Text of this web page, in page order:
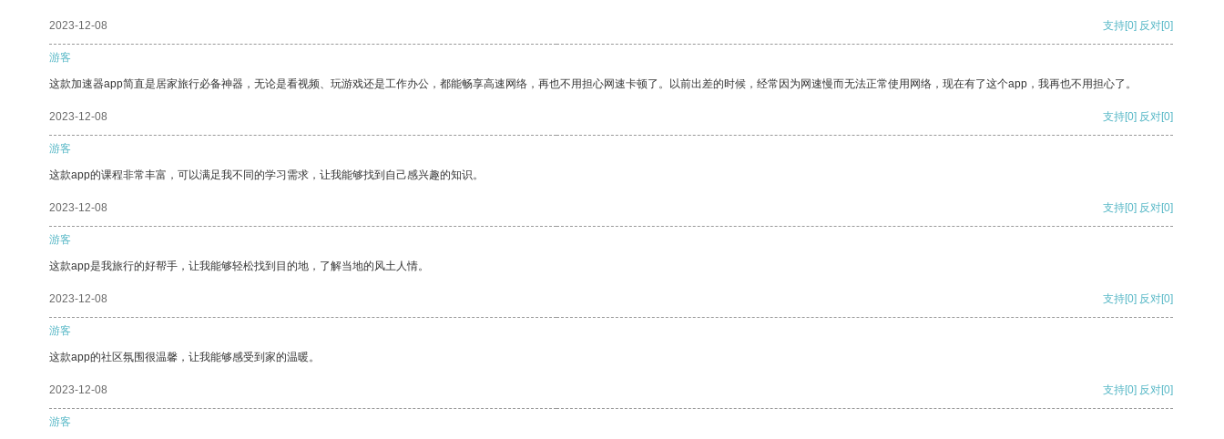
2023-12-08 支持[0] 反对[0]
游客
这款加速器app简直是居家旅行必备神器，无论是看视频、玩游戏还是工作办公，都能畅享高速网络，再也不用担心网速卡顿了。以前出差的时候，经常因为网速慢而无法正常使用网络，现在有了这个app，我再也不用担心了。
2023-12-08 支持[0] 反对[0]
游客
这款app的课程非常丰富，可以满足我不同的学习需求，让我能够找到自己感兴趣的知识。
2023-12-08 支持[0] 反对[0]
游客
这款app是我旅行的好帮手，让我能够轻松找到目的地，了解当地的风土人情。
2023-12-08 支持[0] 反对[0]
游客
这款app的社区氛围很温馨，让我能够感受到家的温暖。
2023-12-08 支持[0] 反对[0]
游客